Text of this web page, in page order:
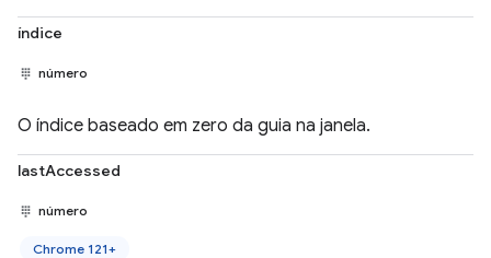
índice
número
O índice baseado em zero da guia na janela.
lastAccessed
número
Chrome 121+